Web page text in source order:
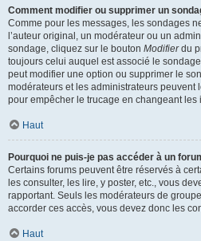
Comment modifier ou supprimer un
Comme pour les messages, les sondages
l’auteur original, un modérateur ou un
sondage, cliquez sur le bouton Modifierdu
toujours celui auquel est associé le
peut modifier une option ou supprimer le
modérateurs et les administrateurs peuvent
pour empêcher le trucage en changeant
Haut
Pourquoi ne puis-je pas accéder à un
Certains forums peuvent être réservés à
les consulter, les lire, y poster, etc., vous
rapportant. Seuls les modérateurs de
accorder ces accès, vous devez donc les
Haut